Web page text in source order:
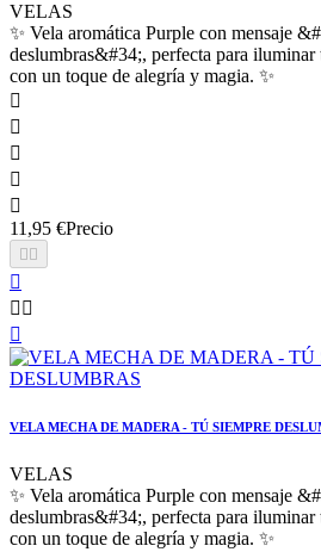
VELAS
✨ Vela aromática Purple con mensaje
deslumbras&#34;, perfecta para iluminar
con un toque de alegría y magia. ✨





11,95 €Precio
 

 

VELA MECHA DE MADERA - TÚ SIEMPRE
VELAS
✨ Vela aromática Purple con mensaje
deslumbras&#34;, perfecta para iluminar
con un toque de alegría y magia. ✨